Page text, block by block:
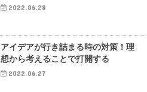
2022.06.28
アイデアが行き詰まる時の対策！理
想から考えることで打開する
2022.06.27